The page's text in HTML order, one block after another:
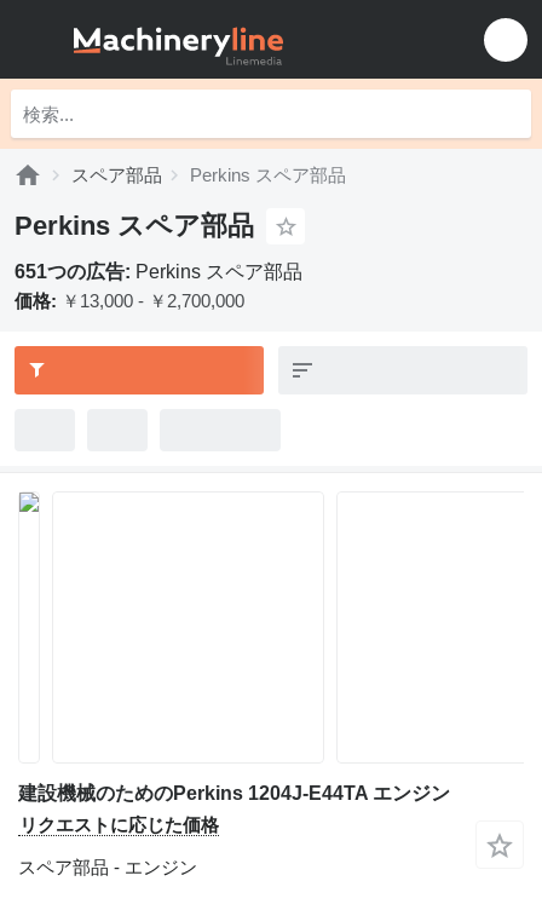
スペア部品 Perkins スペア部品
Perkins スペア部品
651つの広告: Perkins スペア部品
価格: ￥13,000 - ￥2,700,000
建設機械のためのPerkins 1204J-E44TA エンジン
リクエストに応じた価格
スペア部品 - エンジン